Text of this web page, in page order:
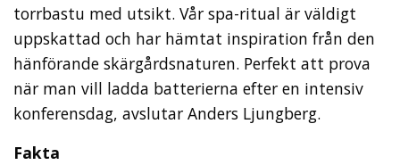
torrbastu med utsikt. Vår spa-ritual är väldigt
uppskattad och har hämtat inspiration från den
hänförande skärgårdsnaturen. Perfekt att prova
när man vill ladda batterierna efter en intensiv
konferensdag, avslutar Anders Ljungberg.
Fakta